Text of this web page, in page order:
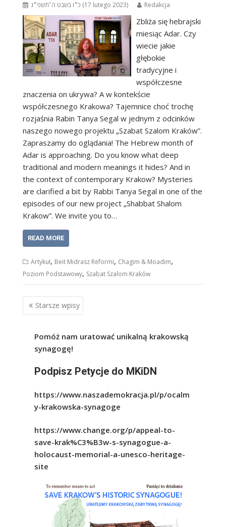
כ״ו בשבט ה׳תשפ״ג (17 lutego 2023) Redakcja
Zbliża się hebrajski
miesiąc Adar. Czy
wiecie jakie
głębokie
tradycyjne i
współczesne
znaczenia on ukrywa? A w kontekście
współczesnego Krakowa? Tajemnice choć trochę
rozjaśnia Rabin Tanya Segal w jednym z odcinków
naszego nowego projektu „Szabat Szalom Kraków”.
Zapraszamy do oglądania! The Hebrew month of
Adar is approaching. Do you know what deep
traditional and modern meanings it hides? And in
the context of contemporary Krakow? Mysteries
are clarified a bit by Rabbi Tanya Segal in one of the
episodes of our new project „Shabbat Shalom
Krakow”. We invite you to…
READ MORE
Artykuł, Beit Midrasz Reformi, Chagim & Moadim,
Poziom Podstawowy, Szabat Szalom Kraków
Nawigacja
po
Starsze wpisy
Pomóż nam uratować unikalną krakowską
synagogę!
Podpisz Petycje do MKiDN
https://www.naszademokracja.pl/p/ocalm
y-krakowska-synagoge
https://www.change.org/p/appeal-to-
save-krak%C3%B3w-s-synagogue-a-
holocaust-memorial-a-unesco-heritage-
site